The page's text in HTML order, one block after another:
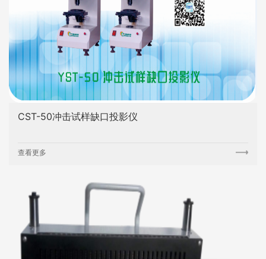
CST-50冲击试样缺口投影仪
查看更多